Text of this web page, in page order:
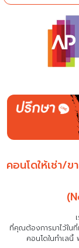
คอนโดให้เช่า/
ที่คุณต้องการมาไว้ใน
คอนโดในทำเล